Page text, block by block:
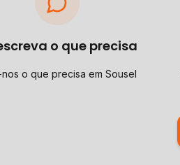
o que precisa
o que precisa em Sousel